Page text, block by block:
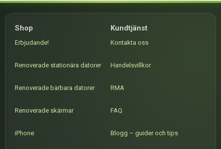
Shop
Erbjudande!
Renoverade stationära datorer
Renoverade bärbara datorer
Renoverade skärmar
iPhone
Kundtjänst
Kontakta oss
Handelsvillkor
RMA
FAQ
Blogg – guider och tips